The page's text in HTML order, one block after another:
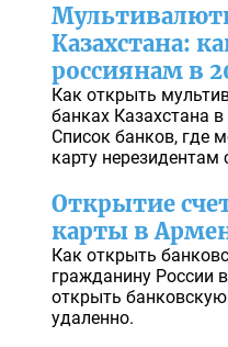
Казахстана:
россиянам в
Как открыть
банках Казахстана
Список банков, где
карту нерезидентам
Открытие
карты в
Как открыть
гражданину России
открыть
удаленно.